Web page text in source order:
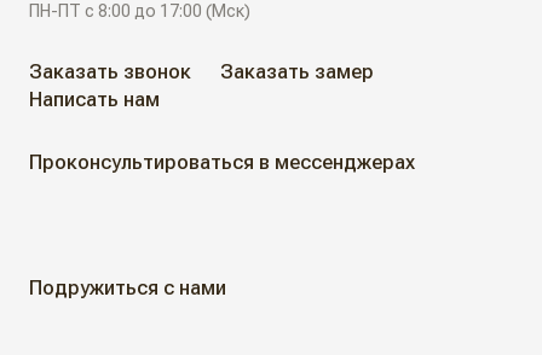
АЛЮМИНИЕВЫЕ РЕШЕНИЯ
АКЦИИ
КАК КУПИТЬ
ПН-ПТ с 8:00 до 17:00 (Мск)
Заказать звонок
Заказать замер
Написать нам
Проконсультироваться в мессенджерах
Подружиться с нами